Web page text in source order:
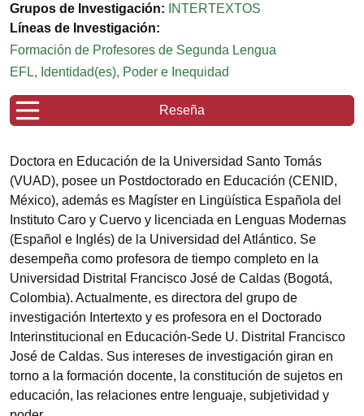
Grupos de Investigación:
INTERTEXTOS
Líneas de Investigación:
Formación de Profesores de Segunda Lengua
EFL, Identidad(es), Poder e Inequidad
Reseña
Doctora en Educación de la Universidad Santo Tomás
(VUAD), posee un Postdoctorado en Educación (CENID,
México), además es Magíster en Lingüística Española del
Instituto Caro y Cuervo y licenciada en Lenguas Modernas
(Español e Inglés) de la Universidad del Atlántico. Se
desempeña como profesora de tiempo completo en la
Universidad Distrital Francisco José de Caldas (Bogotá,
Colombia). Actualmente, es directora del grupo de
investigación Intertexto y es profesora en el Doctorado
Interinstitucional en Educación-Sede U. Distrital Francisco
José de Caldas. Sus intereses de investigación giran en
torno a la formación docente, la constitución de sujetos en
educación, las relaciones entre lenguaje, subjetividad y